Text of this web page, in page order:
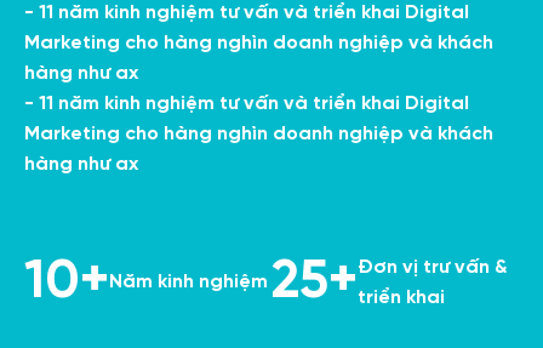
- 11 năm kinh nghiệm tư vấn và triển khai Digital
Marketing cho hàng nghìn doanh nghiệp và khách
hàng như ax
- 11 năm kinh nghiệm tư vấn và triển khai Digital
Marketing cho hàng nghìn doanh nghiệp và khách
hàng như ax
10+ Năm kinh nghiệm 25+Đơn vị trư vấn &
triển khai